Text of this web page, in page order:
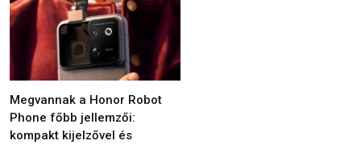
Megvannak a Honor Robot
Phone főbb jellemzői:
kompakt kijelzővel és